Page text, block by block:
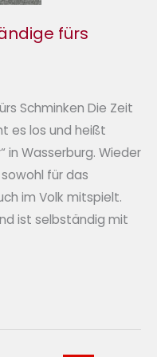
fürs
Schminken Die Zeit
es los und heißt
in Wasserburg. Wieder
für das
im Volk mitspielt.
ist selbständig mit